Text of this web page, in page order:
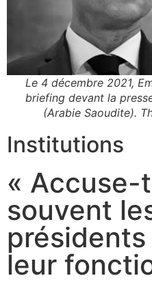
Le 4 décembre 2021,
briefing devant la
(Arabie Saoudite).
Institutions
« Accuse-
souvent
présidents
leur